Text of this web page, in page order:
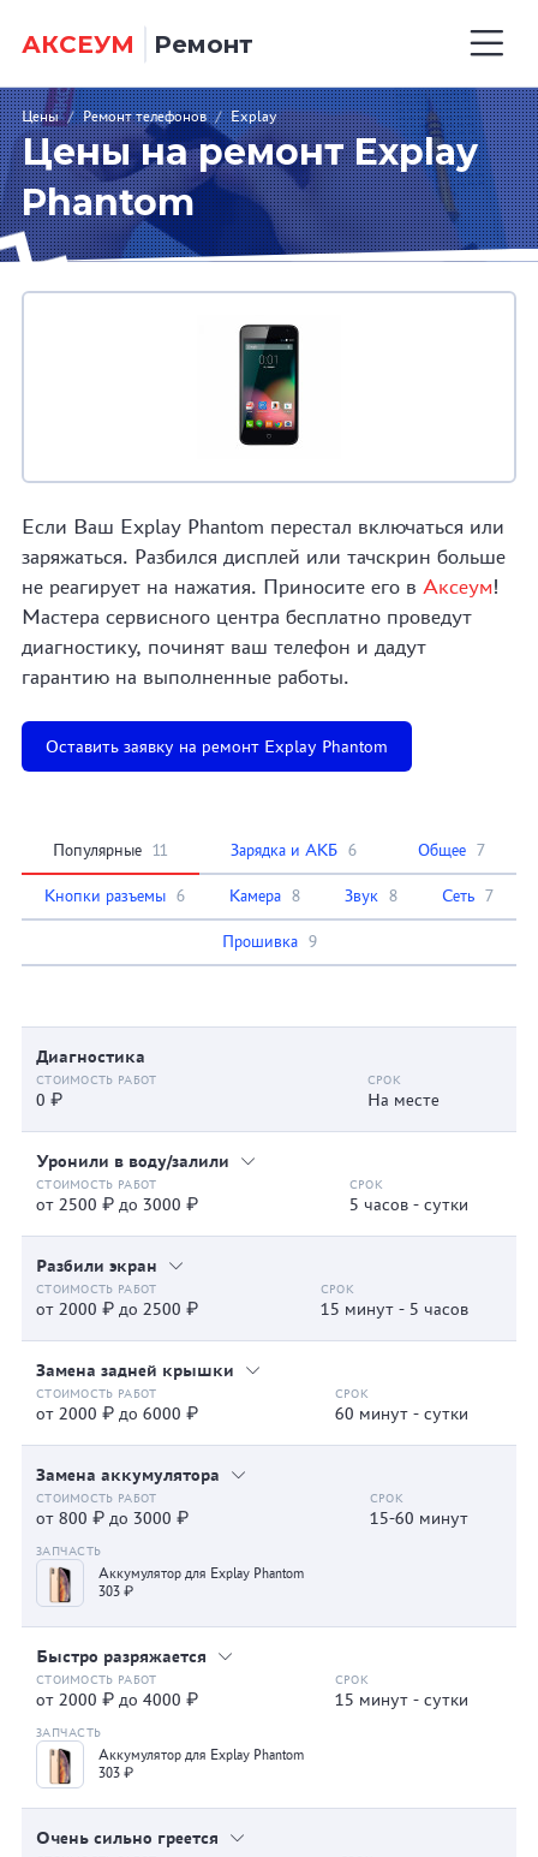
АКСЕУМ Ремонт
Цены / Ремонт телефонов / Explay
Цены на ремонт Explay
Phantom
Если Ваш Explay Phantom перестал включаться или
заряжаться. Разбился дисплей или тачскрин больше
не реагирует на нажатия. Приносите его в Аксеум!
Мастера сервисного центра бесплатно проведут
диагностику, починят ваш телефон и дадут
гарантию на выполненные работы.
Оставить заявку на ремонт Explay Phantom
Популярные 11 Зарядка и АКБ 6 Общее 7
Кнопки разъемы 6 Камера 8 Звук 8 Сеть 7
Прошивка 9
Диагностика
0 ₽ На месте
Уронили в воду/залили
от 2500 ₽ до 3000 ₽ 5 часов - сутки
Разбили экран
от 2000 ₽ до 2500 ₽ 15 минут - 5 часов
Замена задней крышки
от 2000 ₽ до 6000 ₽ 60 минут - сутки
Замена аккумулятора
от 800 ₽ до 3000 ₽ 15-60 минут
Аккумулятор для Explay Phantom
303 ₽
Быстро разряжается
от 2000 ₽ до 4000 ₽ 15 минут - сутки
Аккумулятор для Explay Phantom
303 ₽
Очень сильно греется